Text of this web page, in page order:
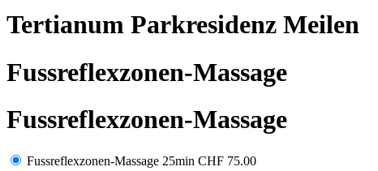
Tertianum Parkresidenz Meilen
Fussreflexzonen-Massage
Fussreflexzonen-Massage
Fussreflexzonen-Massage 25min CHF 75.00